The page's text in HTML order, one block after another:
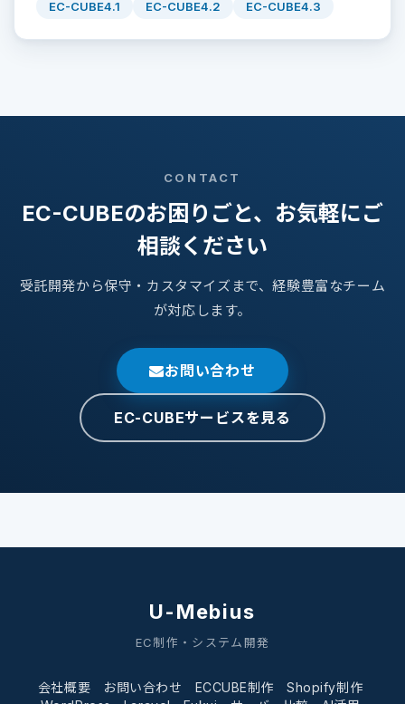
EC-CUBE4.1
EC-CUBE4.2 EC-CUBE4.3
CONTACT
EC-CUBEのお困りごと、お気軽にご
相談ください
受託開発から保守・カスタマイズまで、経験豊富なチーム
が対応します。
お問い合わせ
EC-CUBEサービスを見る
U-Mebius
EC制作・システム開発
会社概要 お問い合わせ ECCUBE制作
Shopify制作